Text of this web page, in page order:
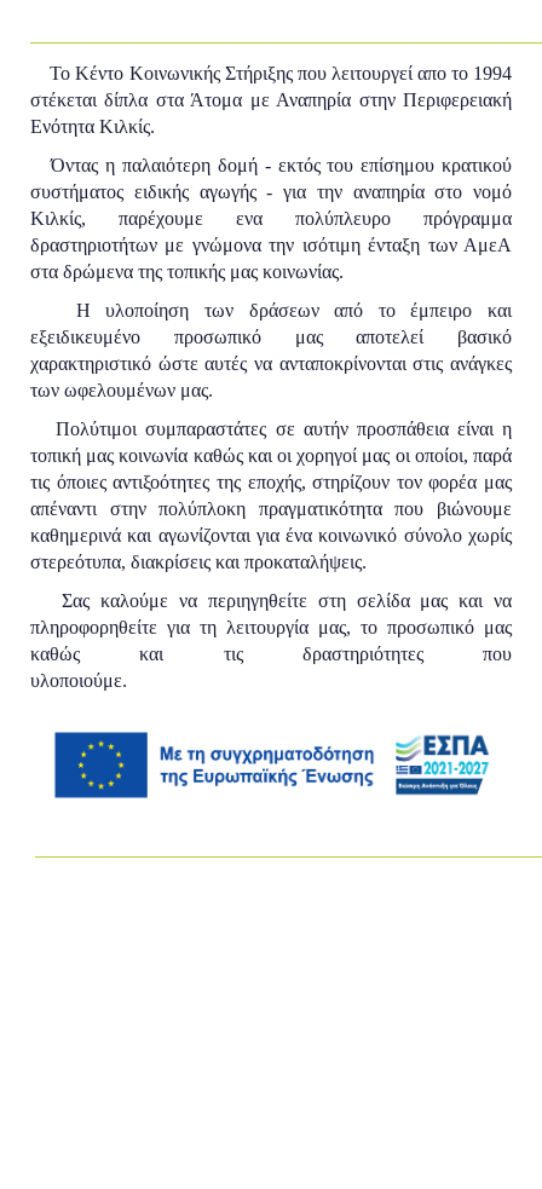
Το Κέντο Κοινωνικής Στήριξης που λειτουργεί απο το 1994
στέκεται δίπλα στα Άτομα με Αναπηρία στην Περιφερειακή
Ενότητα Κιλκίς.
Όντας η παλαιότερη δομή - εκτός του επίσημου κρατικού
συστήματος ειδικής αγωγής - για την αναπηρία στο νομό
Κιλκίς, παρέχουμε ενα πολύπλευρο πρόγραμμα
δραστηριοτήτων με γνώμονα την ισότιμη ένταξη των ΑμεΑ
στα δρώμενα της τοπικής μας κοινωνίας.
Η υλοποίηση των δράσεων από το έμπειρο και
εξειδικευμένο προσωπικό μας αποτελεί βασικό
χαρακτηριστικό ώστε αυτές να ανταποκρίνονται στις ανάγκες
των ωφελουμένων μας.
Πολύτιμοι συμπαραστάτες σε αυτήν προσπάθεια είναι η
τοπική μας κοινωνία καθώς και οι χορηγοί μας οι οποίοι, παρά
τις όποιες αντιξοότητες της εποχής, στηρίζουν τον φορέα μας
απέναντι στην πολύπλοκη πραγματικότητα που βιώνουμε
καθημερινά και αγωνίζονται για ένα κοινωνικό σύνολο χωρίς
στερεότυπα, διακρίσεις και προκαταλήψεις.
Σας καλούμε να περιηγηθείτε στη σελίδα μας και να
πληροφορηθείτε για τη λειτουργία μας, το προσωπικό μας
καθώς και τις δραστηριότητες που
υλοποιούμε.